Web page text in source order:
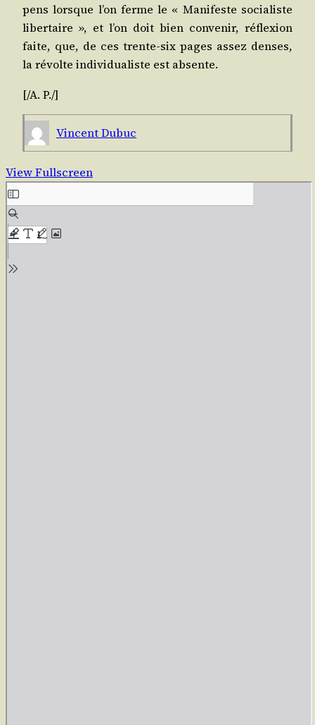
pens lorsque l’on ferme le « Mani­feste socia­liste
liber­taire », et l’on doit bien conve­nir, réflexion
faite, que, de ces trente-six pages assez denses,
la révolte indi­vi­dua­liste est absente.
[/​A. P./]
Vincent Dubuc
View Fullscreen